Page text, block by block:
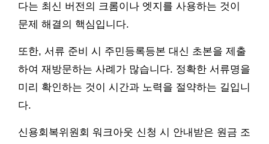
다는 최신 버전의 크롬이나 엣지를 사용하는 것이
문제 해결의 핵심입니다.
또한, 서류 준비 시 주민등록등본 대신 초본을 제출
하여 재방문하는 사례가 많습니다. 정확한 서류명을
미리 확인하는 것이 시간과 노력을 절약하는 길입니
다.
신용회복위원회 워크아웃 신청 시 안내받은 원금 조